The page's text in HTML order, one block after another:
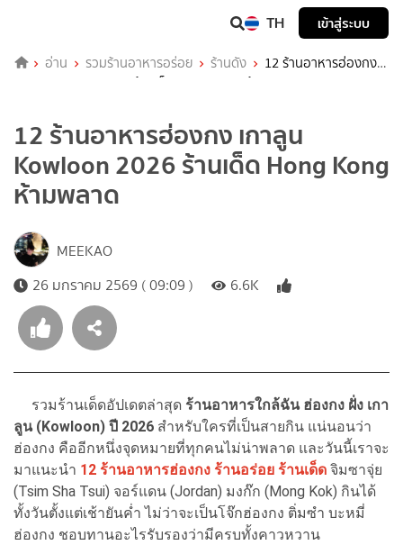
TH เข้าสู่ระบบ
อ่าน รวมร้านอาหารอร่อย ร้านดัง
12 ร้านอาหารฮ่องกง
เกาลูน Kowloon 2026 ร้านเด็ด Hong Kong ห้ามพลาด
12 ร้านอาหารฮ่องกง เกาลูน
Kowloon 2026 ร้านเด็ด Hong Kong
ห้ามพลาด
MEEKAO
26 มกราคม 2569 ( 09:09 )
6.6K
รวมร้านเด็ดอัปเดตล่าสุด ร้านอาหารใกล้ฉัน ฮ่องกง ฝั่ง เกา
ลูน (Kowloon) ปี 2026 สำหรับใครที่เป็นสายกิน แน่นอนว่า
ฮ่องกง คืออีกหนึ่งจุดหมายที่ทุกคนไม่น่าพลาด และวันนี้เราจะ
มาแนะนำ 12 ร้านอาหารฮ่องกง ร้านอร่อย ร้านเด็ด จิมซาจุ่ย
(Tsim Sha Tsui) จอร์แดน (Jordan) มงก๊ก (Mong Kok) กินได้
ทั้งวันตั้งแต่เช้ายันค่ำ ไม่ว่าจะเป็นโจ๊กฮ่องกง ติ่มซำ บะหมี่
ฮ่องกง ชอบทานอะไรรับรองว่ามีครบทั้งคาวหวาน